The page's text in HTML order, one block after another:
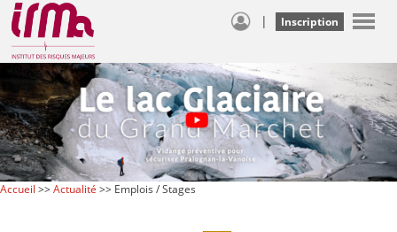
| Inscription
Accueil >>Actualité >> Emplois / Stages